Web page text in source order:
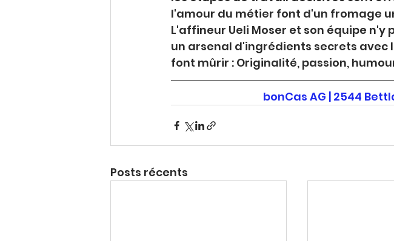
l'amour du métier font d'un fromage
L'affineur Ueli Moser et son équipe
un arsenal d'ingrédients secrets
font mûrir : Originalité, passion,
bonCas AG | 2544
Posts récents